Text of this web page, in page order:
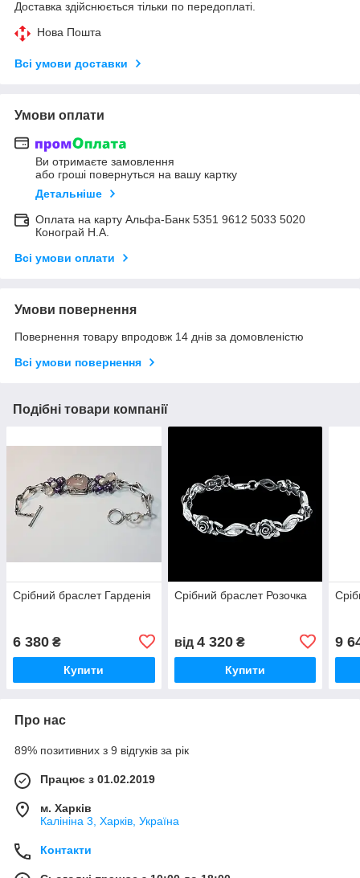
Доставка здійснюється тільки по передоплаті.
Нова Пошта
Всі умови доставки
Умови оплати
Ви отримаєте замовлення
або гроші повернуться на вашу картку
Детальніше
Оплата на карту Альфа-Банк 5351 9612 5033 5020
Конограй Н.А.
Всі умови оплати
Умови повернення
Повернення товару впродовж 14 днів за домовленістю
Всі умови повернення
Подібні товари компанії
Срібний браслет Гарденія
6 380 ₴
Купити
Срібний браслет Розочка
від 4 320₴
Купити
9
Про нас
89% позитивних з 9 відгуків за рік
Працює з 01.02.2019
м. Харків
Калініна 3, Харків, Україна
Контакти